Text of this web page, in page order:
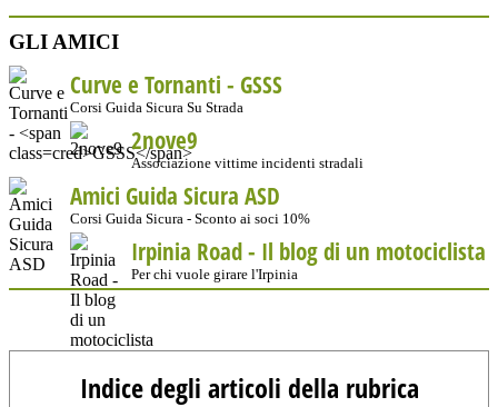
GLI AMICI
Curve e Tornanti - GSSS
Corsi Guida Sicura Su Strada
2nove9
Associazione vittime incidenti stradali
Amici Guida Sicura ASD
Corsi Guida Sicura - Sconto ai soci 10%
Irpinia Road - Il blog di un motociclista
Per chi vuole girare l'Irpinia
Indice degli articoli della rubrica